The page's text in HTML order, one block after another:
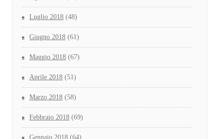
Luglio 2018 (48)
Giugno 2018 (61)
Maggio 2018 (67)
Aprile 2018 (51)
Marzo 2018 (58)
Febbraio 2018 (69)
Gennaio 2018 (64)